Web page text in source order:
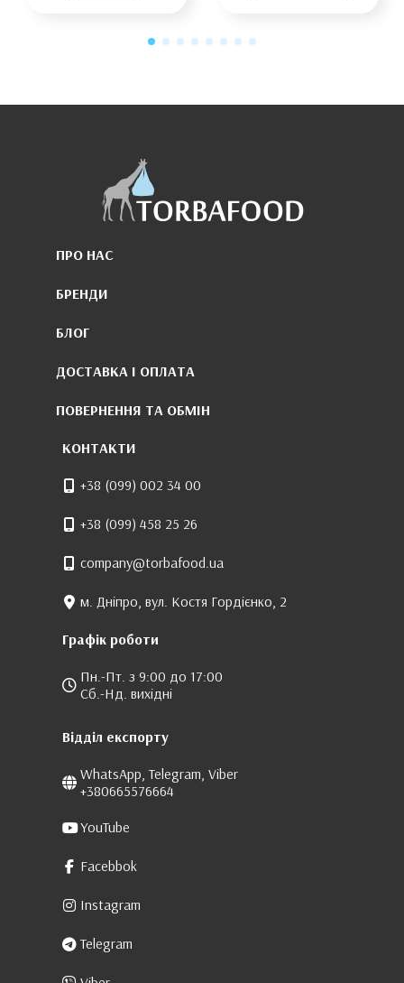
ПРО НАС
БРЕНДИ
БЛОГ
ДОСТАВКА І ОПЛАТА
ПОВЕРНЕННЯ ТА ОБМІН
КОНТАКТИ
+38 (099) 002 34 00
+38 (099) 458 25 26
company@torbafood.ua
м. Дніпро, вул. Костя Гордієнко, 2
Графік роботи
Пн.-Пт. з 9:00 до 17:00
Сб.-Нд. вихідні
Відділ експорту
WhatsApp, Telegram, Viber
+380665576664
YouTube
Facebbok
Instagram
Telegram